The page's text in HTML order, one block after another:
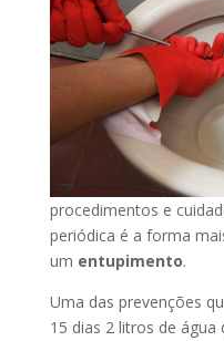
procedimentos e
periódica é a forma
um entupimento.
Uma das prevenções
15 dias 2 litros de